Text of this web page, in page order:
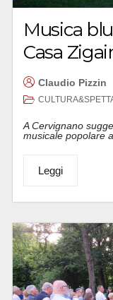
Musica
Casa
Claudio Pizzin
A Cervignano
musicale popolare
Leggi